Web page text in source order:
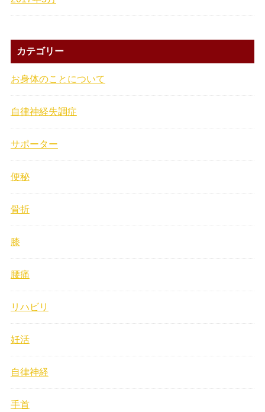
カテゴリー
お身体のことについて
自律神経失調症
サポーター
便秘
骨折
膝
腰痛
リハビリ
妊活
自律神経
手首